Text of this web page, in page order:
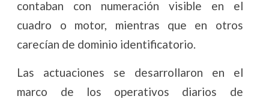
contaban con numeración visible en el
cuadro o motor, mientras que en otros
carecían de dominio identificatorio.
Las actuaciones se desarrollaron en el
marco de los operativos diarios de